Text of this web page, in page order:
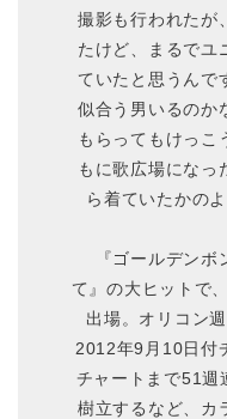
撮影も行われたが
たけど、まるでユ
ていたと思うんで
似合う男いるのか
もらってもけっこ
もに歌広場になっ
ら着ていたかの
『ゴールデンボ
て』の大ヒットで
出場。オリコン
2012年9月10日付
チャートまで51週
樹立するなど、カ